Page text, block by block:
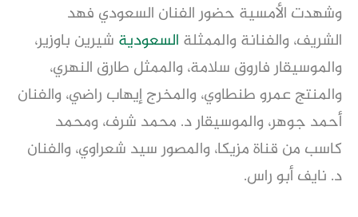
وشهدت الأمسية حضور الفنان السعودي فهد
الشريف، والفنانة والممثلة السعودية شيرين باوزير،
والموسيقار فاروق سلامة، والممثل طارق النهري،
والمنتج عمرو طنطاوي، والمخرج إيهاب راضي، والفنان
أحمد جوهر، والموسيقار د. محمد شرف، ومحمد
كاسب من قناة مزيكا، والمصور سيد شعراوي، والفنان
د. نايف أبو راس.